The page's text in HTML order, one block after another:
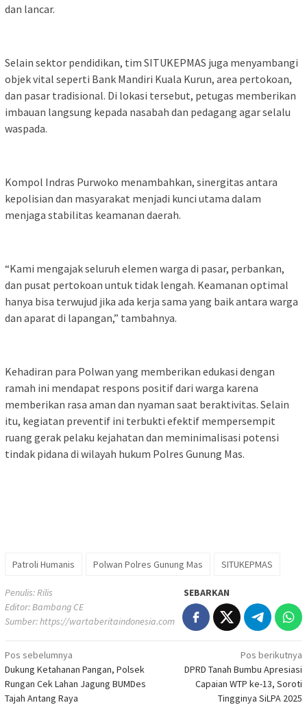
dan lancar.
Selain sektor pendidikan, tim SITUKEPMAS juga menyambangi
objek vital seperti Bank Mandiri Kuala Kurun, area pertokoan,
dan pasar tradisional. Di lokasi tersebut, petugas memberikan
imbauan langsung kepada nasabah dan pedagang agar selalu
waspada.
Kompol Indras Purwoko menambahkan, sinergitas antara
kepolisian dan masyarakat menjadi kunci utama dalam
menjaga stabilitas keamanan daerah.
“Kami mengajak seluruh elemen warga di pasar, perbankan,
dan pusat pertokoan untuk tidak lengah. Keamanan optimal
hanya bisa terwujud jika ada kerja sama yang baik antara warga
dan aparat di lapangan,” tambahnya.
Kehadiran para Polwan yang memberikan edukasi dengan
ramah ini mendapat respons positif dari warga karena
memberikan rasa aman dan nyaman saat beraktivitas. Selain
itu, kegiatan preventif ini terbukti efektif mempersempit
ruang gerak pelaku kejahatan dan meminimalisasi potensi
tindak pidana di wilayah hukum Polres Gunung Mas.
Patroli Humanis Polwan Polres Gunung Mas SITUKEPMAS
Penulis: Rilis
Editor: Bambang CE
Sumber:https://wartaberitaindonesia.com
SEBARKAN
Navigasi
pos
Pos sebelumnya
Dukung Ketahanan Pangan, Polsek
Rungan Cek Lahan Jagung BUMDes
Tajah Antang Raya
Pos berikutnya
DPRD Tanah Bumbu Apresiasi
Capaian WTP ke-13, Soroti
Tingginya SiLPA 2025